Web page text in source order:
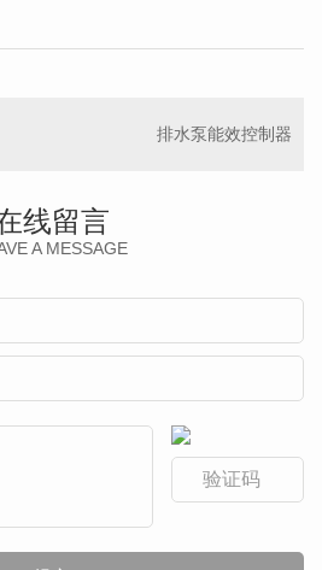
排水泵能效控制器
线留言
A MESSAGE